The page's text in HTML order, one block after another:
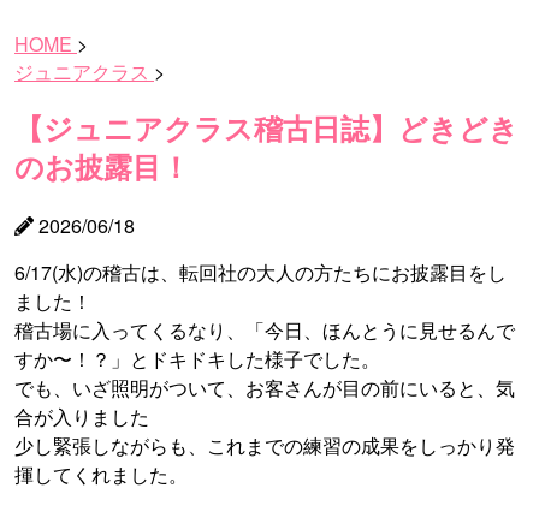
HOME >
ジュニアクラス >
【ジュニアクラス稽古日誌】どきどき
のお披露目！
2026/06/18
6/17(水)の稽古は、転回社の大人の方たちにお披露目をし
ました！
稽古場に入ってくるなり、「今日、ほんとうに見せるんで
すか〜！？」とドキドキした様子でした。
でも、いざ照明がついて、お客さんが目の前にいると、気
合が入りました
少し緊張しながらも、これまでの練習の成果をしっかり発
揮してくれました。